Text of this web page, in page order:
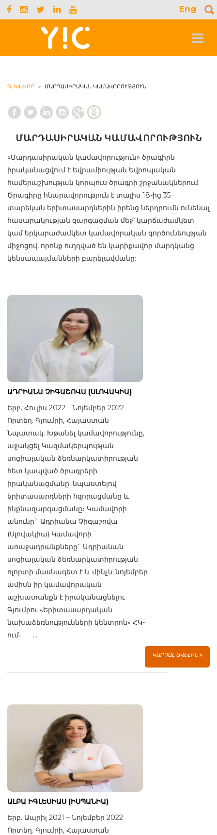
Eng
Toggle
ԳԼԽԱՎՈՐ » ՄԱՐԴԱՍԻՐԱԿԱՆ ԿԱՄԱՎՈՐՈՒԹՅՈՒՆ
ՄԱՐԴԱՍԻՐԱԿԱՆ ԿԱՄԱՎՈՐՈՒԹՅՈՒՆ
«Մարդասիրական կամավորություն» ծրագիրն
իրականացվում է Եվրամիության Եվրոպական
համերաշխության կորպուս ծրագրի շրջանակներում:
Ծրագիրը հնարավորություն է տալիս 18-ից 35
տարեկան երիտասարդներին իրենց ներդրումն ունենալ
հասարակության զարգացման մեջ՝ կարճաժամկետ
կամ երկարաժամկետ կամավորական գործունեության
միջոցով, որոնք ուղղված են կարիքավոր մարդկանց
կենսապայմանների բարելավմանը:
ԱԴՐԻԱՆԱ ՉԻԳԱՇՈՎԱ (ՍԼՈՎԱԿԻԱ)
Երբ. Հուլիս 2022 – Նոյեմբեր 2022
Որտեղ. Գյումրի, Հայաստան
Նպատակ. Խթանել կամավորությունը,
աջակցել Կազմակերպության
սոցիալական ձեռնարկատիրության
հետ կապված ծրագրերի
իրականացմանը, նպաստելով
երիտասարդների հզորացմանը և
ինքնազարգացմանը։ Կամավորի
անունը` Ադրիանա Չիգաշովա
(Սլովակիա) Կամավորի
առաջադրանքները՝ Ադրիանան
սոցիալական ձեռնարկատիրության
ոլորտի մասնագետ է և մինչև նոյեմբեր
ամիսն իր կամավորական
աշխատանքն է իրականացնելու
Գյումրու «Երիտասարդական
նախաձեռնությունների կենտրոն» ՀԿ-
ում։ ...
ԿԱՐԴԱԼ ԱՎԵԼԻՆ
ԱԼԲԱ ԻԳԼԵՍԻԱՍ (ԻՍՊԱՆԻԱ)
Երբ. Ապրիլ 2021 – Նոյեմբեր 2022
Որտեղ. Գյումրի, Հայաստան